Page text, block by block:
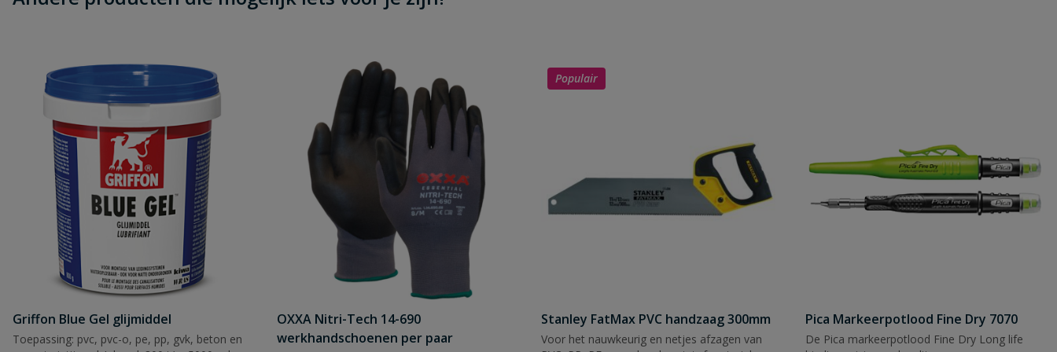
Griffon Blue Gel glijmiddel
Toepassing: pvc, pvc-o, pe, pp, gvk, beton en
OXXA Nitri-Tech 14-690
werkhandschoenen per paar
Populair
Stanley FatMax PVC handzaag 300mm
Voor het nauwkeurig en netjes afzagen van
Pica Markeerpotlood Fine Dry 7070
De Pica markeerpotlood Fine Dry Long life